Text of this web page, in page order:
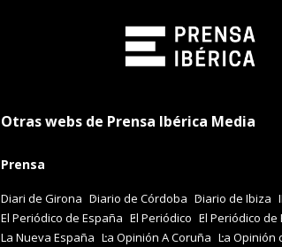
Otras webs de Prensa Ibérica Media
Prensa
Diari de Girona Diario de Córdoba Diario de Ibiza
El Periódico de España El Periódico El Periódico
La Nueva España La Opinión A Coruña La Opinión